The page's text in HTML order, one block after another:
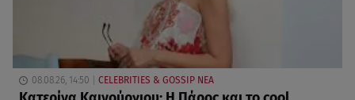
08.08.26, 14:50 CELEBRITIES & GOSSIP ΝΕΑ